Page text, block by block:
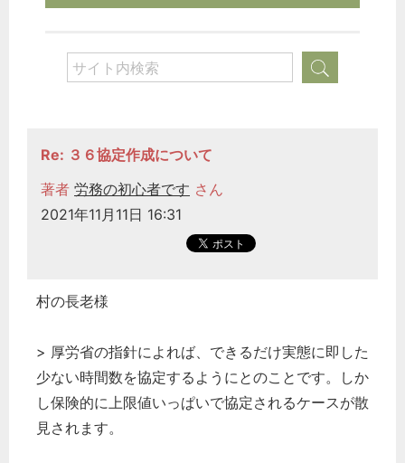
Re: ３６協定作成について
著者 労務の初心者です さん
2021年11月11日 16:31
村の長老様
> 厚労省の指針によれば、できるだけ実態に即した
少ない時間数を協定するようにとのことです。しか
し保険的に上限値いっぱいで協定されるケースが散
見されます。